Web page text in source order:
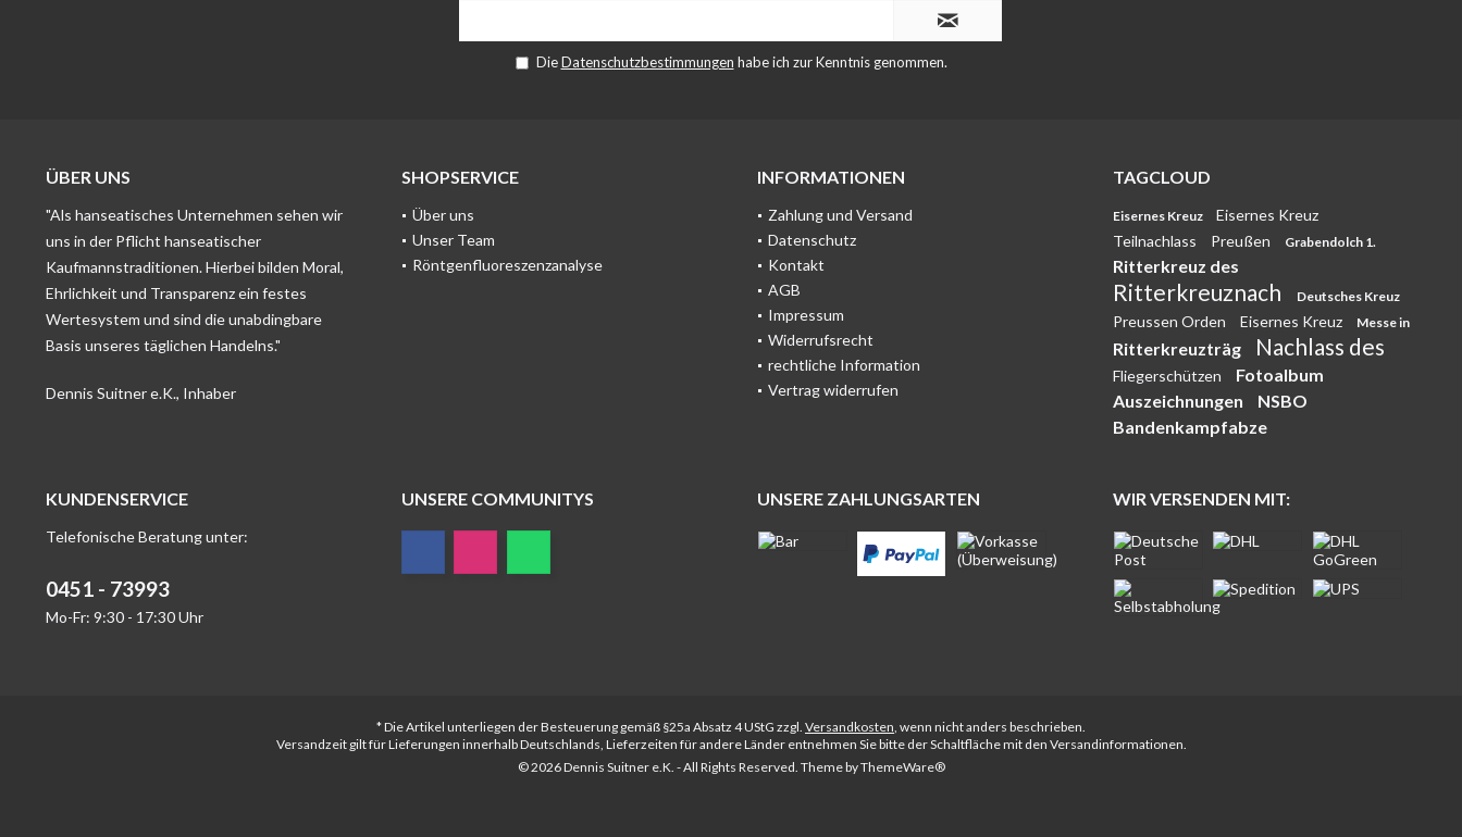
DieDatenschutzbestimmungen habe ich zur Kenntnis genommen.
ÜBER UNS
"Als hanseatisches Unternehmen sehen wir
uns in der Pflicht hanseatischer
Kaufmannstraditionen. Hierbei bilden Moral,
Ehrlichkeit und Transparenz ein festes
Wertesystem und sind die unabdingbare
Basis unseres täglichen Handelns."
Dennis Suitner e.K., Inhaber
SHOPSERVICE
Über uns
Unser Team
Röntgenfluoreszenzanalyse
INFORMATIONEN
Zahlung und Versand
Datenschutz
Kontakt
AGB
Impressum
Widerrufsrecht
rechtliche Information
Vertrag widerrufen
TAGCLOUD
Eisernes Kreuz
Eisernes Kreuz
Teilnachlass
Preußen Grabendolch 1.
Ritterkreuz des
Ritterkreuznach Deutsches Kreuz
Preussen Orden Eisernes Kreuz Messe in
Ritterkreuzträg Nachlass des
Fliegerschützen
Fotoalbum
Auszeichnungen
NSBO
Bandenkampfabze
KUNDENSERVICE
Telefonische Beratung unter:
0451 - 73993
Mo-Fr: 9:30 - 17:30 Uhr
UNSERE COMMUNITYS UNSERE ZAHLUNGSARTEN WIR VERSENDEN MIT:
* Die Artikel unterliegen der Besteuerung gemäß §25a Absatz 4 UStG zzgl. Versandkosten, wenn nicht anders beschrieben.
Versandzeit gilt für Lieferungen innerhalb Deutschlands, Lieferzeiten für andere Länder entnehmen Sie bitte der Schaltfläche mit den Versandinformationen.
© 2026 Dennis Suitner e.K. - All Rights Reserved. Theme byThemeWare®